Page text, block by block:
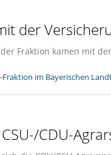
der
Fraktion kamen mit
Fraktion im Bayerischen
CDU-